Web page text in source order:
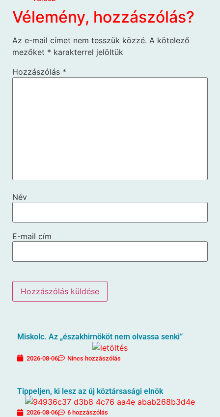
Vélemény, hozzászólás?
Az e-mail címet nem tesszük közzé. A kötelező
mezőket * karakterrel jelöltük
Hozzászólás *
Név
E-mail cím
Miskolc. Az „északhirnököt nem olvassa senki”
2026-08-06 Nincs hozzászólás
Tippeljen, ki lesz az új köztársasági elnök
2026-08-06 6 hozzászólás